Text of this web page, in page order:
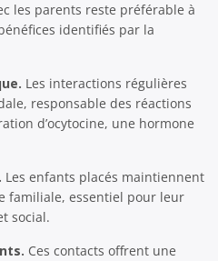
les parents reste préférable à
identifiés par la
Les interactions régulières
responsable des réactions
d’ocytocine, une hormone
Les enfants placés maintiennent
familiale, essentiel pour leur
social.
Ces contacts offrent une